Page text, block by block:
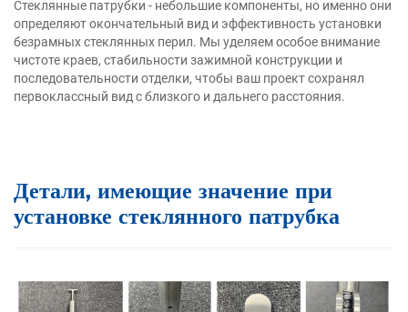
Стеклянные патрубки - небольшие компоненты, но именно они
определяют окончательный вид и эффективность установки
безрамных стеклянных перил. Мы уделяем особое внимание
чистоте краев, стабильности зажимной конструкции и
последовательности отделки, чтобы ваш проект сохранял
первоклассный вид с близкого и дальнего расстояния.
Детали, имеющие значение при
установке стеклянного патрубка